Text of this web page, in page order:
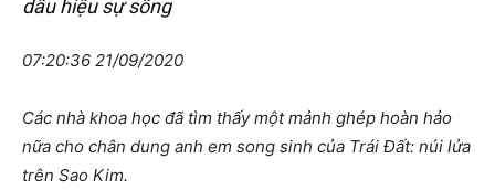
dấu hiệu sự sống
07:20:36 21/09/2020
Các nhà khoa học đã tìm thấy một mảnh ghép hoàn hảo
nữa cho chân dung anh em song sinh của Trái Đất: núi lửa
trên Sao Kim.